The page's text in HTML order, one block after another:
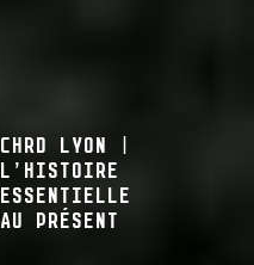
CHRD LYON |
L’HISTOIRE
ESSENTIELLE
AU PRÉSENT